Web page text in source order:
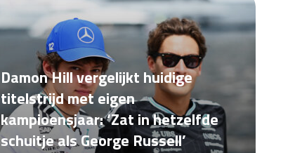
Damon Hill vergelijkt huidige
titelstrijd met eigen
kampioensjaar: ‘Zat in hetzelfde
schuitje als George Russell’